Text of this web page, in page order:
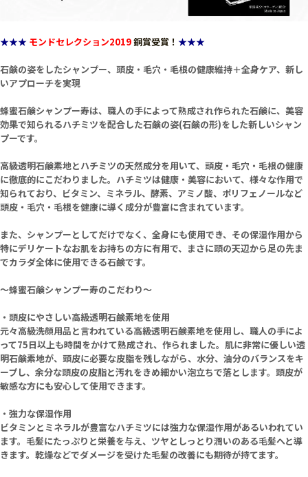
★★★ モンドセレクション2019銅賞受賞！ ★★★
石鹸の姿をしたシャンプー、頭皮・毛穴・毛根の健康維持＋全身ケア、新し
いアプローチを実現
蜂蜜石鹸シャンプー寿は、職人の手によって熟成され作られた石鹸に、美容
効果で知られるハチミツを配合した石鹸の姿(石鹸の形)をした新しいシャン
プーです。
高級透明石鹸素地とハチミツの天然成分を用いて、頭皮・毛穴・毛根の健康
に徹底的にこだわりました。ハチミツは健康・美容において、様々な作用で
知られており、ビタミン、ミネラル、酵素、アミノ酸、ポリフェノールなど
頭皮・毛穴・毛根を健康に導く成分が豊富に含まれています。
また、シャンプーとしてだけでなく、全身にも使用でき、その保湿作用から
特にデリケートなお肌をお持ちの方に有用で、まさに頭の天辺から足の先ま
でカラダ全体に使用できる石鹸です。
～蜂蜜石鹸シャンプー寿のこだわり～
・頭皮にやさしい高級透明石鹸素地を使用
元々高級洗顔用品と言われている高級透明石鹸素地を使用し、職人の手によ
って75日以上も時間をかけて熟成され、作られました。肌に非常に優しい透
明石鹸素地が、頭皮に必要な皮脂を残しながら、水分、油分のバランスをキ
ープし、余分な頭皮の皮脂と汚れをきめ細かい泡立ちで落とします。頭皮が
敏感な方にも安心して使用できます。
・強力な保湿作用
ビタミンとミネラルが豊富なハチミツには強力な保湿作用があるいわれてい
ます。毛髪にたっぷりと栄養を与え、ツヤとしっとり潤いのある毛髪へと導
きます。乾燥などでダメージを受けた毛髪の改善にも期待が持てます。